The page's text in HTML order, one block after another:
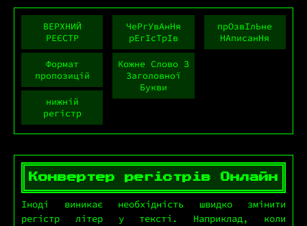
ВЕРХНИЙ
РЕЄСТР
Формат
пропозицій
нижній
регістр
ЧеРгУвАнНя
рЕгІсТрІв
Кожне Слово З
Заголовної
Букви
прОзвІлЬне
НАписанНя
Конвертер регістрів Онлайн
Іноді виникає необхідність швидко змінити
регістр літер у тексті. Наприклад, коли